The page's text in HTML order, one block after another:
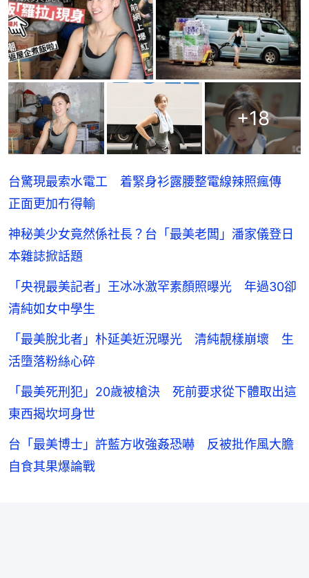
+18
台驚現最索水電工 着緊身衫露腰整電線辣照瘋傳
正面更加冇得輸
神秘美少女竟然係社長？台「最美老闆」潘家儀登日
本雜誌掀話題
「央視最美記者」王冰冰激罕素顏照曝光 年過30卻
清純如女中學生
「最美脫北者」朴延美近況曝光 清純靚樣崩壞 生
活墮落粉絲心碎
「最美死刑犯」20歲被槍決 死前要求從下體取出這
東西揭坎坷身世
台「最美博士」許藍方收強姦恐嚇 反被批作風大膽
自食其果爆論戰